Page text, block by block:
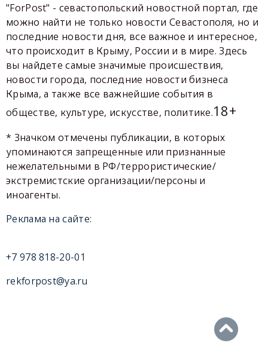
"ForPost" - севастопольский новостной портал, где
можно найти не только новости Севастополя, но и
последние новости дня, все важное и интересное,
что происходит в Крыму, России и в мире. Здесь
вы найдете самые значимые происшествия,
новости города, последние новости бизнеса
Крыма, а также все важнейшие события в
обществе, культуре, искусстве, политике.18+
* Значком отмечены публикации, в которых
упоминаются запрещенные или признанные
нежелательными в РФ/террористические/
экстремистские организации/персоны и
иноагенты.
Реклама на сайте:
+7 978 818-20-01
rekforpost@ya.ru